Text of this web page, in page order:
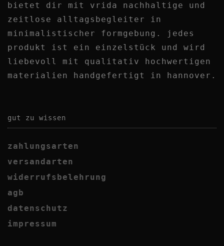
bietet dir mit vrida nachhaltige und
zeitlose alltagsbegleiter in
minimalistischer formgebung. jedes
produkt ist ein einzelstück und wird
liebevoll mit qualitativ
hochwertigen
materialien handgefertigt in hannover.
gut zu wissen
zahlungsarten
versandarten
widerrufsbelehrung
agb
datenschutz
impressum